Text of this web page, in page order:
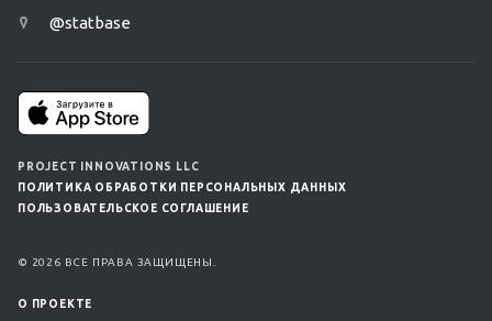
@statbase
PROJECT INNOVATIONS LLC
ПОЛИТИКА ОБРАБОТКИ ПЕРСОНАЛЬНЫХ ДАННЫХ
ПОЛЬЗОВАТЕЛЬСКОЕ СОГЛАШЕНИЕ
© 2026 ВСЕ ПРАВА ЗАЩИЩЕНЫ.
О ПРОЕКТЕ